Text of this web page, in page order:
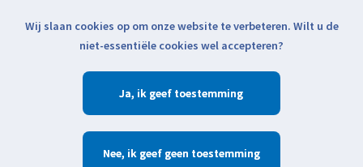
Klik voor actuele verzendinformatie...
Verlanglijst
Zoeken
Wij slaan cookies op om onze website te verbeteren. Wilt u de
niet-essentiële cookies wel accepteren?
Ja
Nee